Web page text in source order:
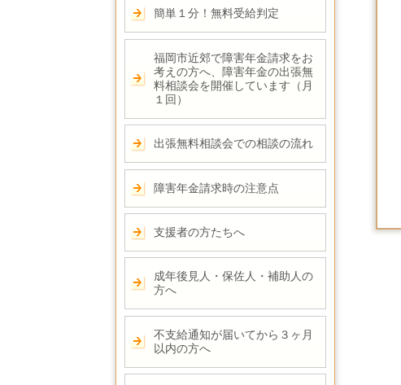
簡単１分！無料受給判定
福岡市近郊で障害年金請求をお
考えの方へ、障害年金の出張無
料相談会を開催しています（月
１回）
出張無料相談会での相談の流れ
障害年金請求時の注意点
支援者の方たちへ
成年後見人・保佐人・補助人の
方へ
不支給通知が届いてから３ヶ月
以内の方へ